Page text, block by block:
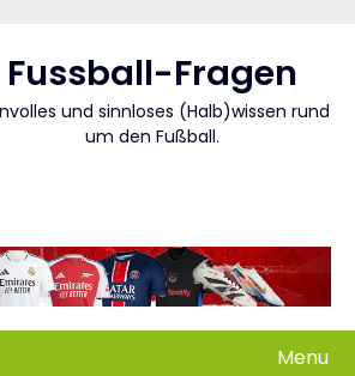
Fussball-Fragen
und sinnloses (Halb)wissen rund
um den Fußball.
Menu